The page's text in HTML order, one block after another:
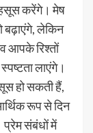
करेंगे। मेष
लेकिन
आपके रिश्तों
लाएंगे।
हो सकती हैं,
रूप से दिन
संबंधों में